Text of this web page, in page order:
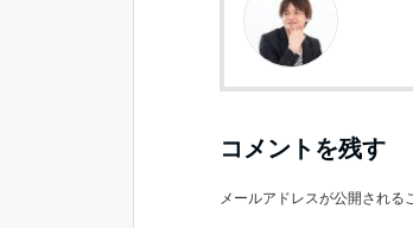
コメントを残す
メールアドレスが公開される